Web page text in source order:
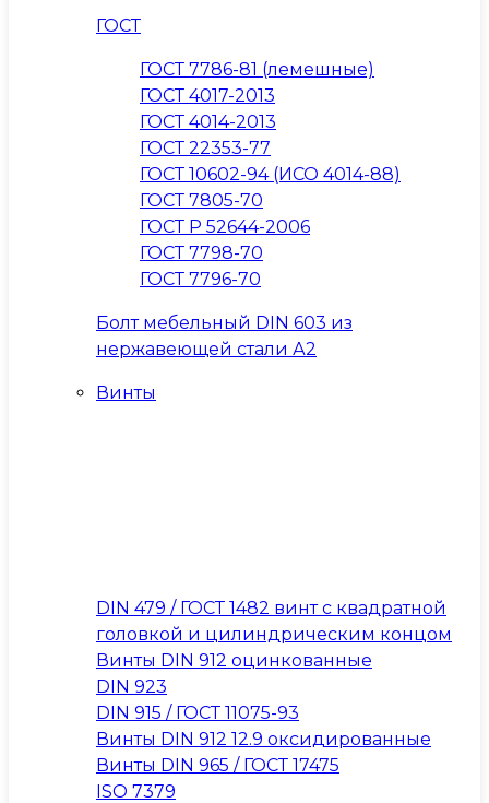
ГОСТ
ГОСТ 7786-81 (лемешные)
ГОСТ 4017-2013
ГОСТ 4014-2013
ГОСТ 22353-77
ГОСТ 10602-94 (ИСО 4014-88)
ГОСТ 7805-70
ГОСТ Р 52644-2006
ГОСТ 7798-70
ГОСТ 7796-70
Болт мебельный DIN 603 из
нержавеющей стали А2
Винты
DIN 479 / ГОСТ 1482 винт с квадратной
головкой и цилиндрическим концом
Винты DIN 912 оцинкованные
DIN 923
DIN 915 / ГОСТ 11075-93
Винты DIN 912 12.9 оксидированные
Винты DIN 965 / ГОСТ 17475
ISO 7379